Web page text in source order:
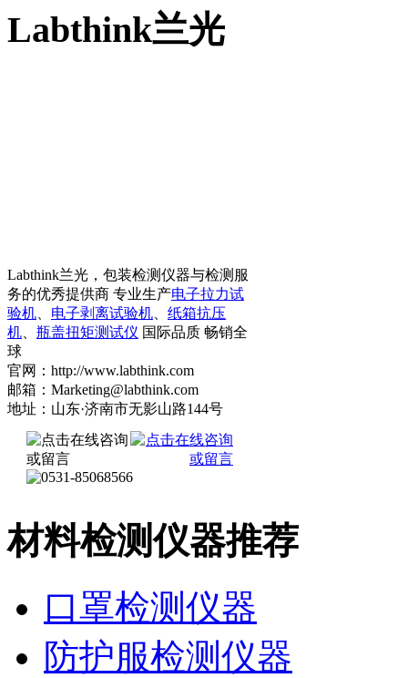
Labthink兰光
Labthink兰光，包装检测仪器与检测服
务的优秀提供商 专业生产电子拉力试
验机
电子剥离试验机
纸箱抗压
机
瓶盖扭矩测试仪 国际品质 畅销全
球
官网：http://www.labthink.com
邮箱：Marketing@labthink.com
地址：山东·济南市无影山路144号
材料检测仪器推荐
口罩检测仪器
防护服检测仪器